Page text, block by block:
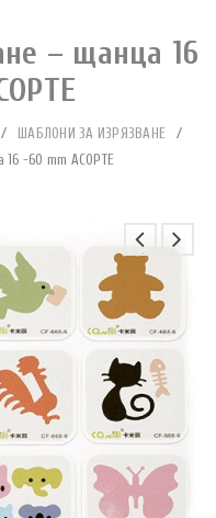
– щанца 16
/ ШАБЛОНИ ЗА ИЗРЯЗВАНЕ
/
16 -60 mm АСОРТЕ